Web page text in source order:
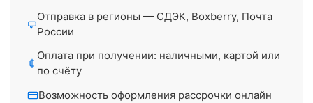
Отправка в регионы — СДЭК, Boxberry, Почта
России
Оплата при получении: наличными, картой или
по счёту
Возможность оформления рассрочки онлайн